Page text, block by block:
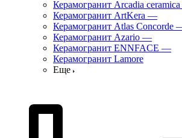
Керамогранит Arcadia ceramica
Керамогранит ArtKera —
Керамогранит Atlas Concorde
Керамогранит Azario —
Керамогранит ENNFACE —
Керамогранит Lamore
Еще